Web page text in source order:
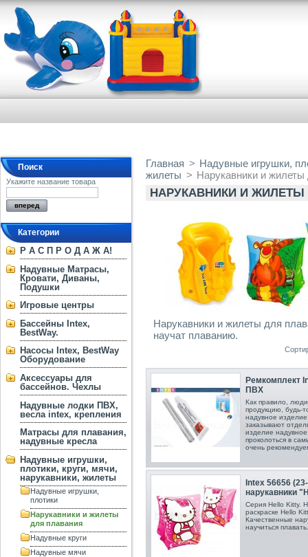
Поиск
Укажите название товара
Категории
Р А С П Р О Д А Ж А!
Надувные Матрасы,
Кровати, Диваны,
Подушки
Игровые центры
Бассейны Intex,
BestWay.
Насосы Intex, BestWay
Оборудование
Аксессуары для
бассейнов. Чехлы
Надувные лодки ПВХ,
весла intex, крепления
Матрасы для плавания,
надувные кресла
Надувные игрушки,
плотики, круги, мячи,
нарукавники, жилеты
Надувные игрушки,
плотики
Нарукавники и жилеты
для плавания
Надувные круги
Надувные мячи
Главная > Надувные игрушки,
жилеты > Нарукавники и
НАРУКАВНИКИ И
Нарукавники и жилеты для
научат плаванию.
Ремкомплект
ПВХ
Как правило,
продукцию, будь-
надувное
заказывают
изделие
проколоться в
очень
Intex 56656
нарукавники
Серия Hello Kitty.
раскраске Hello
Качественные
научиться